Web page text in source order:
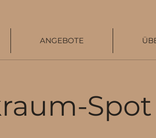
ANGEBOTE
Spot